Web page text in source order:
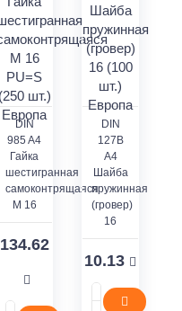
DIN
985 A4
Гайка
шестигранная
самоконтрящаяся
M 16
134.62
DIN
127В
А4
Шайба
пружинная
(гровер)
16
10.13